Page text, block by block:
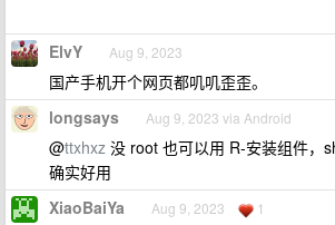
ElvY Aug 9, 2023
国产手机开个网页都叽叽歪歪。
longsays Aug 9, 2023 via Android
@ttxhxz 没 root 也可以用 R-安装组件，
确实好用
XiaoBaiYa Aug 9, 2023 1